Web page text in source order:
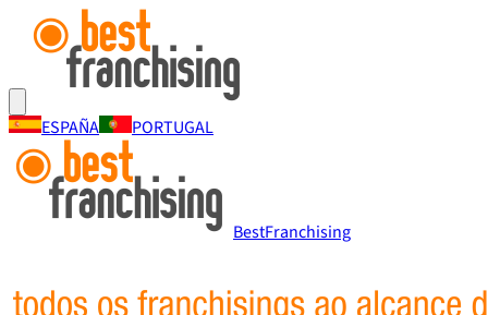
ESPAÑA PORTUGAL
BestFranchising